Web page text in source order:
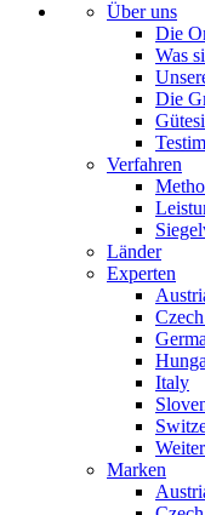
Über uns
Die
Was
Die
Verfahren
Länder
Experten
Italy
Marken